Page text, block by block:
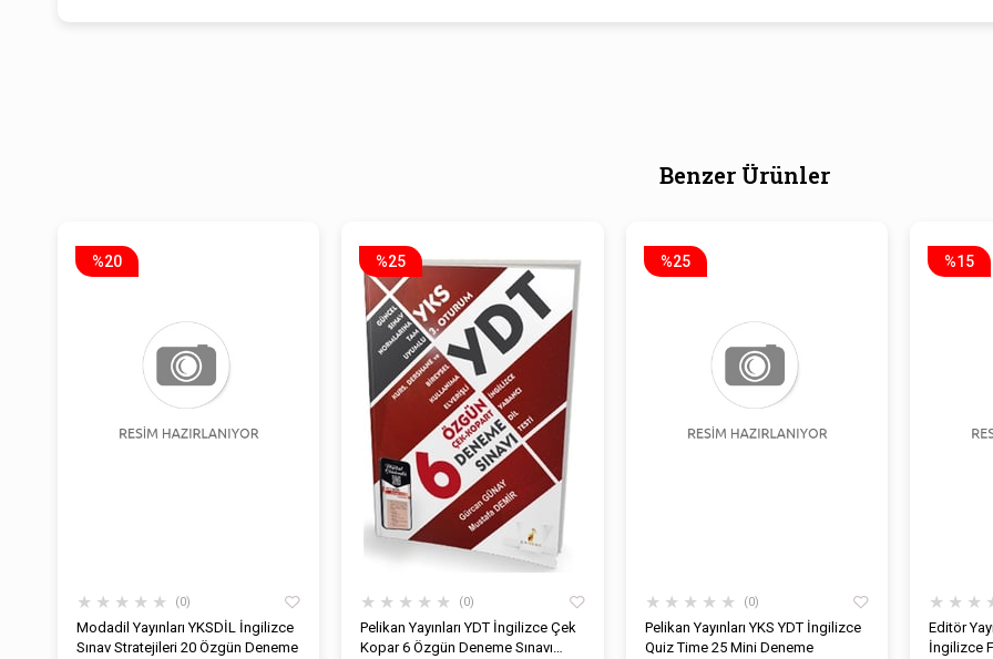
Benzer Ürünler
★ ★ ★ ★ ★ 0
Modadil Yayınları YKSDİL İngilizce
Sınav Stratejileri 20 Özgün Deneme
%20
★ ★ ★ ★ ★ 0
Pelikan Yayınları YDT İngilizce Çek
Kopar 6 Özgün Deneme Sınavı
%25
★ ★ ★ ★ ★ 0
Pelikan Yayınları YKS YDT İngilizce
Quiz Time 25 Mini Deneme
%25
★ ★ ★
Editör
İngilizce
%15